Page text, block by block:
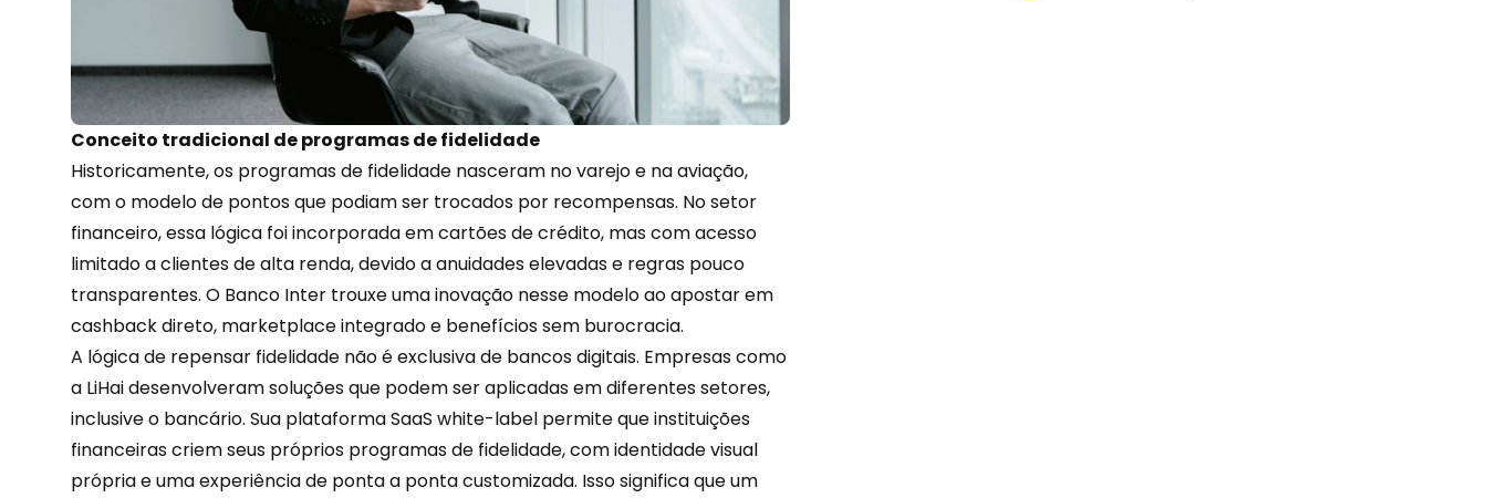
Conceito tradicional de programas de fidelidade
Historicamente, os programas de fidelidade nasceram no varejo e na aviação,
com o modelo de pontos que podiam ser trocados por recompensas. No setor
financeiro, essa lógica foi incorporada em cartões de crédito, mas com acesso
limitado a clientes de alta renda, devido a anuidades elevadas e regras pouco
transparentes. O Banco Inter trouxe uma inovação nesse modelo ao apostar em
cashback direto, marketplace integrado e benefícios sem burocracia.
A lógica de repensar fidelidade não é exclusiva de bancos digitais. Empresas como
a LiHai desenvolveram soluções que podem ser aplicadas em diferentes setores,
inclusive o bancário. Sua plataformaSaaS white-label permite que instituições
financeiras criem seus próprios programas de fidelidade, com identidade visual
própria e uma experiência de ponta a ponta customizada. Isso significa que um